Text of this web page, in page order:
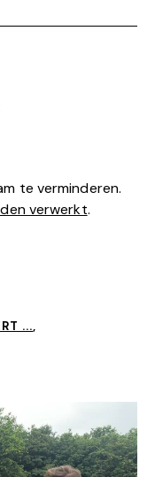
te verminderen.
verwerkt.
...,